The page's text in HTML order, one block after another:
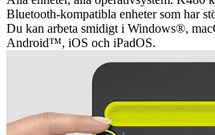
Bluetooth-kompatibla enheter som har
Du kan arbeta smidigt i Windows®,
Android™, iOS och iPadOS.